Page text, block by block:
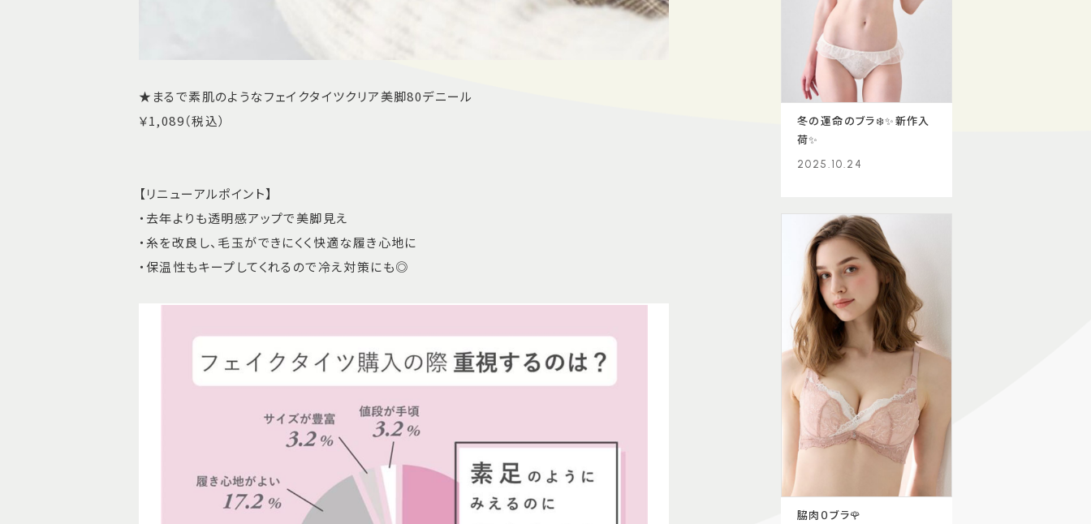
★まるで素肌のようなフェイクタイツクリア美脚80デニール
￥1,089（税込）
【リニューアルポイント】
・去年よりも透明感アップで美脚見え
・糸を改良し、毛玉ができにくく快適な履き心地に
・保温性もキープしてくれるので冷え対策にも◎
冬の運命のブラ❄️✨新作入
荷✨
2025.10.24
脇肉０ブラ🌹